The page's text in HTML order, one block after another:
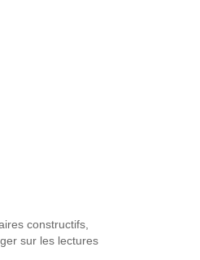
constructifs,
sur les lectures